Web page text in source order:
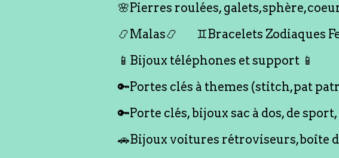
🌸Pierres roulées,
📿Malas📿
♊️Bracelets Zodiaques
📱Bijoux téléphones et support 📱
🔑Portes clés à themes (stitch,pat
🔑Porte clés, bijoux sac à dos, de
🚗Bijoux voitures rétroviseurs,boîte